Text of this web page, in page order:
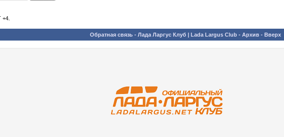
+4.
Обратная связь - Лада Ларгус Клуб | Lada Largus Club - Архив - Вверх